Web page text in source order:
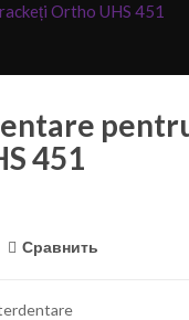
Ortho UHS 451
451
Сравнить